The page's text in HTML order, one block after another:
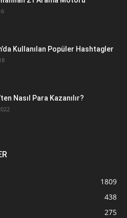
Kullanılan Popüler Hashtagler
Nasıl Para Kazanılır?
1809
438
275